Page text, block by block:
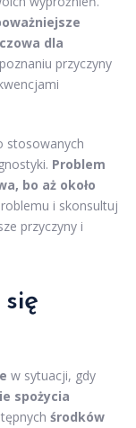
dla
przyczyny
stosowanych
Problem
bo aż około
i skonsultuj
przyczyny i
w sytuacji, gdy
spożycia
środków